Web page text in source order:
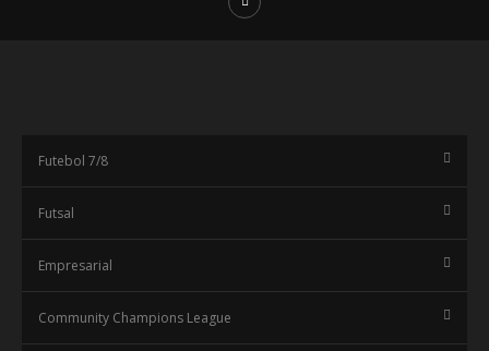
Futebol 7/8
Futsal
Empresarial
Community Champions League